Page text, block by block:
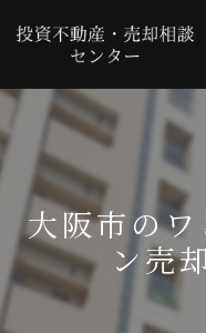
大阪市の
ン売